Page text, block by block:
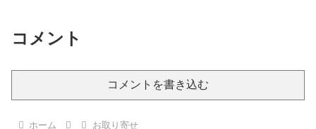
コメント
コメントを書き込む
ホーム お取り寄せ